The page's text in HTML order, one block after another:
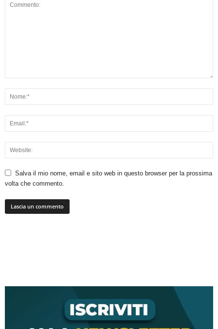
Salva il mio nome, email e sito web in questo browser per la prossima
volta che commento.